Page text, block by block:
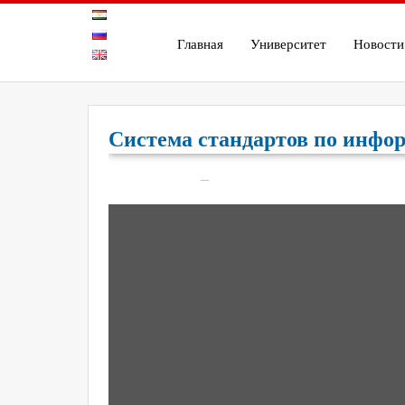
Главная Университет Новости
Система стандартов по